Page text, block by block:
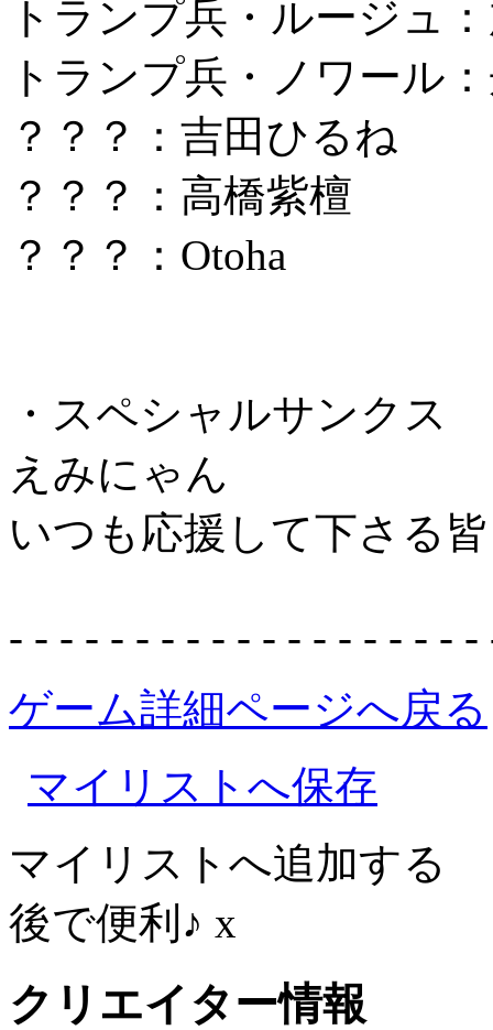
トランプ兵・ルージュ
トランプ兵・ノワール
？？？：吉田ひるね
？？？：高橋紫檀
？？？：Otoha
・スペシャルサンクス
えみにゃん
いつも応援して下さる
- - - - - - - - - - - - - - - - - -
ゲーム詳細ページへ戻る
マイリストへ保存
マイリストへ追加する
後で便利♪ x
クリエイター情報